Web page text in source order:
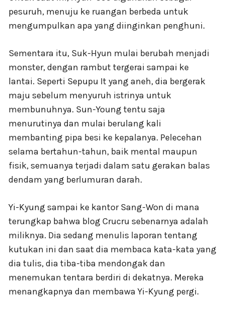
pesuruh, menuju ke ruangan berbeda untuk
mengumpulkan apa yang diinginkan penghuni.
Sementara itu, Suk-Hyun mulai berubah menjadi
monster, dengan rambut tergerai sampai ke
lantai. Seperti Sepupu It yang aneh, dia bergerak
maju sebelum menyuruh istrinya untuk
membunuhnya. Sun-Young tentu saja
menurutinya dan mulai berulang kali
membanting pipa besi ke kepalanya. Pelecehan
selama bertahun-tahun, baik mental maupun
fisik, semuanya terjadi dalam satu gerakan balas
dendam yang berlumuran darah.
Yi-Kyung sampai ke kantor Sang-Won di mana
terungkap bahwa blog Crucru sebenarnya adalah
miliknya. Dia sedang menulis laporan tentang
kutukan ini dan saat dia membaca kata-kata yang
dia tulis, dia tiba-tiba mendongak dan
menemukan tentara berdiri di dekatnya. Mereka
menangkapnya dan membawa Yi-Kyung pergi.